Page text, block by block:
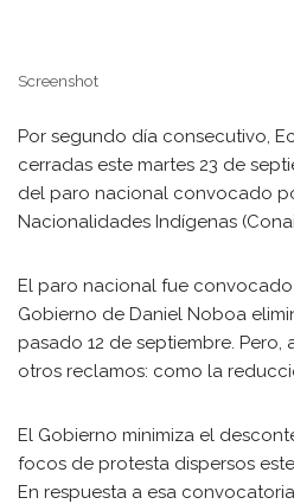
Screenshot
Por segundo día consecutivo,
cerradas este martes 23 de
del paro nacional convocado
Nacionalidades Indígenas
El paro nacional fue
Gobierno de Daniel Noboa
pasado 12 de septiembre. Pero,
otros reclamos: como la
El Gobierno minimiza el
focos de protesta dispersos
En respuesta a esa